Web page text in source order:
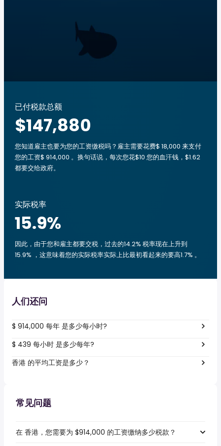
已付税款总额
$147,880
您知道雇主也要为您的工资缴税吗？雇主需要花费$ 18,000 来支付
您的工资$ 914,000 。换句话说，每次您花$10 您的血汗钱，$1.62
都要交给政府。
实际税率
15.9%
因此，由于您和雇主都要交税，过去的14.2% 税率现在上升到
15.9% ，这意味着您的实际税率实际上比最初看起来的要高1.7% 。
人们还问
$ 914,000 每年 是多少每小时?
$ 439 每小时 是多少每年?
香港 的平均工资是多少？
常见问题
在 香港，您需要为 $914,000 的工资缴纳多少税款？